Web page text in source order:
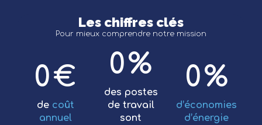
Les chiffres clés
Pour mieux comprendre notre mission
0€
de coût
annuel
0%
des postes
de travail
sont
0%
d’économies
d’énergie